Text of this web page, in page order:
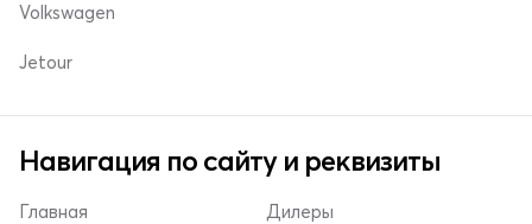
Volkswagen
Jetour
Навигация по сайту и реквизиты
Главная Дилеры